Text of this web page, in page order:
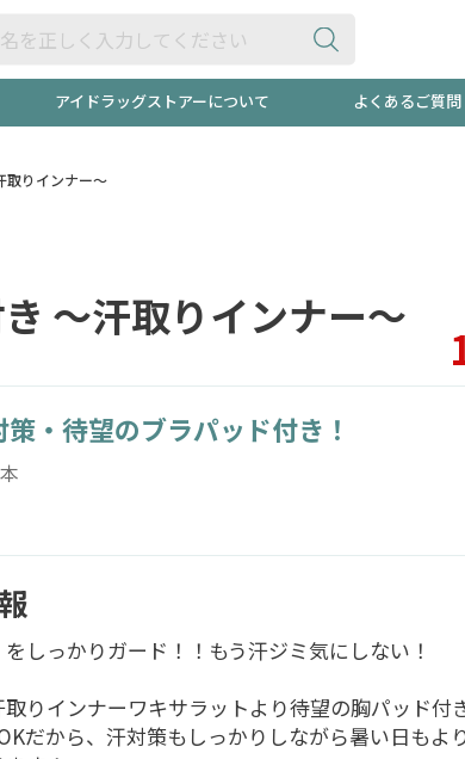
オトナ向け
2倍600円分プレ
スを完全リセッ
新規登
アイドラッグストアーについて よくあるご質問
取りインナー～
～汗取りインナー～
・待望のブラパッド付き！
をしっかりガード！！もう汗ジミ気にしない！
りインナーワキサラットより待望の胸パッド付
だから、汗対策もしっかりしながら暑い日もよ